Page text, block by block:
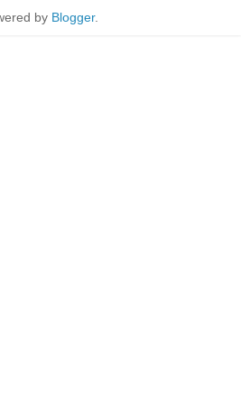
by Blogger.